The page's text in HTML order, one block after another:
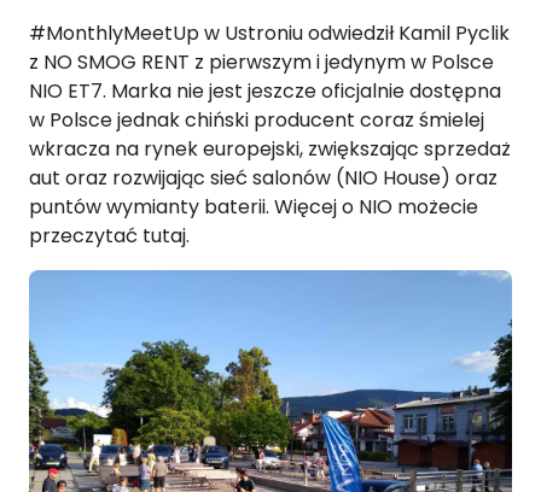
#MonthlyMeetUp w Ustroniu odwiedził Kamil Pyclik
z NO SMOG RENT z pierwszym i jedynym w Polsce
NIO ET7. Marka nie jest jeszcze oficjalnie dostępna
w Polsce jednak chiński producent coraz śmielej
wkracza na rynek europejski, zwiększając sprzedaż
aut oraz rozwijając sieć salonów (NIO House) oraz
puntów wymianty baterii. Więcej o NIO możecie
przeczytać tutaj.